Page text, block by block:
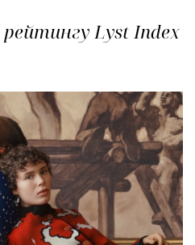
рейтингу Lyst Index